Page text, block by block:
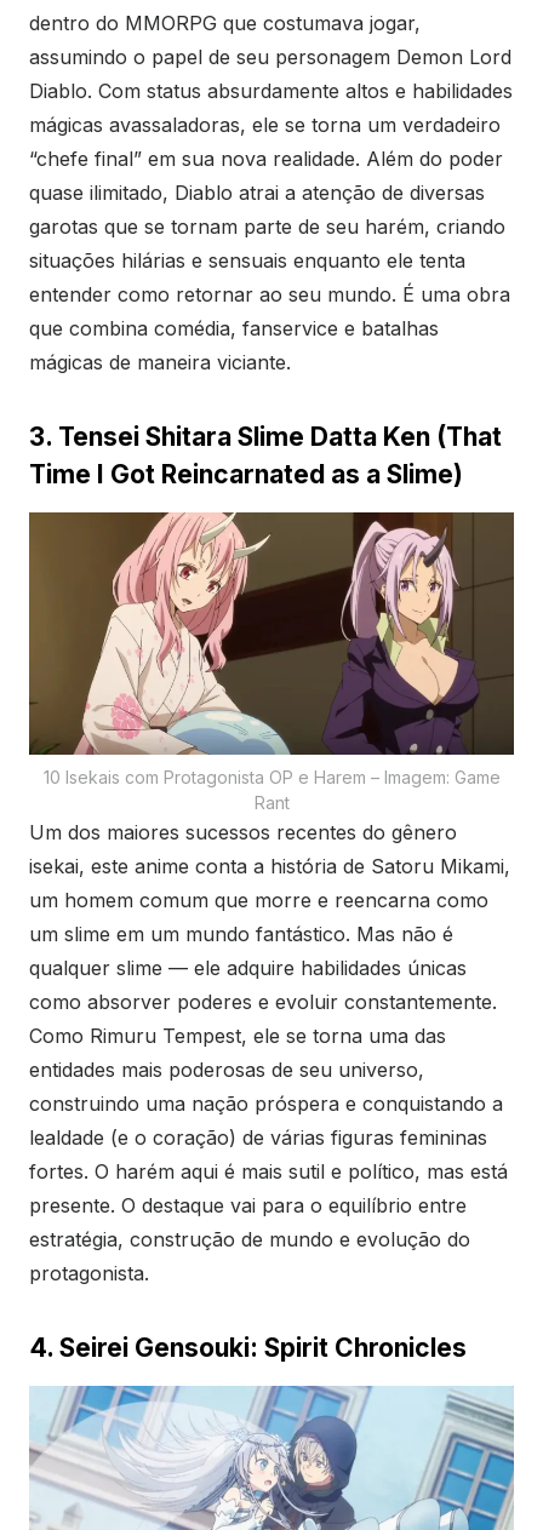
dentro do MMORPG que costumava jogar,
assumindo o papel de seu personagem Demon Lord
Diablo. Com status absurdamente altos e habilidades
mágicas avassaladoras, ele se torna um verdadeiro
“chefe final” em sua nova realidade. Além do poder
quase ilimitado, Diablo atrai a atenção de diversas
garotas que se tornam parte de seu harém, criando
situações hilárias e sensuais enquanto ele tenta
entender como retornar ao seu mundo. É uma obra
que combina comédia, fanservice e batalhas
mágicas de maneira viciante.
3. Tensei Shitara Slime Datta Ken (That
Time I Got Reincarnated as a Slime)
10 Isekais com Protagonista OP e Harem – Imagem: Game
Rant
Um dos maiores sucessos recentes do gênero
isekai, este anime conta a história de Satoru Mikami,
um homem comum que morre e reencarna como
um slime em um mundo fantástico. Mas não é
qualquer slime — ele adquire habilidades únicas
como absorver poderes e evoluir constantemente.
Como Rimuru Tempest, ele se torna uma das
entidades mais poderosas de seu universo,
construindo uma nação próspera e conquistando a
lealdade (e o coração) de várias figuras femininas
fortes. O harém aqui é mais sutil e político, mas está
presente. O destaque vai para o equilíbrio entre
estratégia, construção de mundo e evolução do
protagonista.
4. Seirei Gensouki: Spirit Chronicles